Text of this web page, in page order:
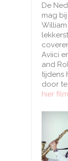
De
mag
Aviici
and
tijdens
door
hier